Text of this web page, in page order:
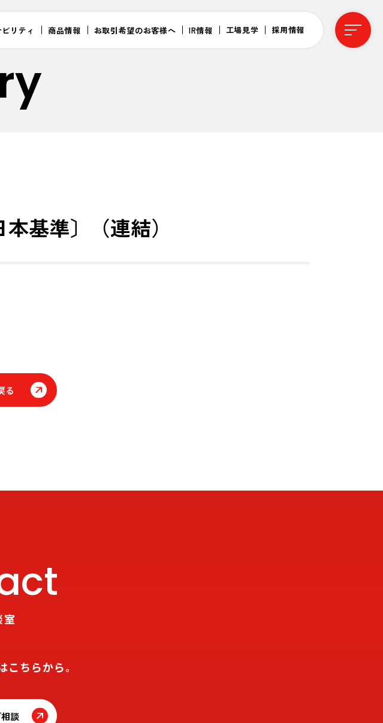
リティ 商品情報 お取引希望のお客様へ IR情報 工場見学 採用情報
基準〕（連結）
る
室
こちらから。
談